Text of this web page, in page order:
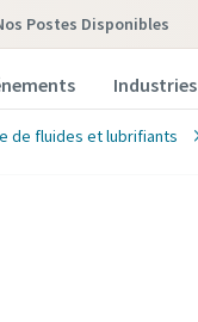
Postes Disponibles
Industries
de fluides et lubrifiants